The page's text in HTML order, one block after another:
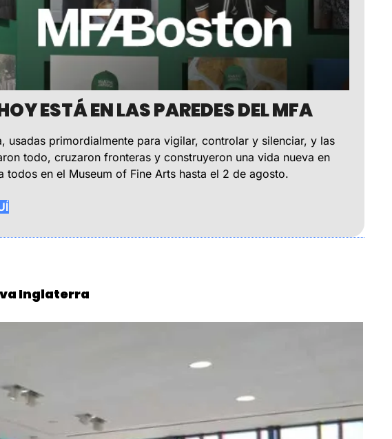
ESTÁ EN LAS PAREDES DEL MFA
primordialmente para vigilar, controlar y silenciar, y las
todo, cruzaron fronteras y construyeron una vida nueva en
en el Museum of Fine Arts hasta el 2 de agosto.
Inglaterra